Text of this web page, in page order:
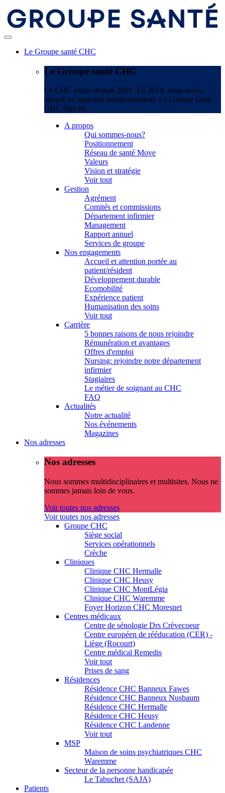
Le Groupe santé CHC
Le Groupe santé CHC
Le CHC existe depuis 2001. En 2019, nous avons
adopté un nouveau positionnement. Le Groupe santé
CHC était né.
A propos
Qui sommes-nous?
Positionnement
Réseau de santé Move
Valeurs
Vision et stratégie
Voir tout
Gestion
Agrément
Comités et commissions
Département infirmier
Management
Rapport annuel
Services de groupe
Nos engagements
Accueil et attention portée au
patient/résident
Développement durable
Ecomobilité
Expérience patient
Humanisation des soins
Voir tout
Carrière
5 bonnes raisons de nous rejoindre
Rémunération et avantages
Offres d'emploi
Nursing: rejoindre notre département
infirmier
Stagiaires
Le métier de soignant au CHC
FAQ
Actualités
Notre actualité
Nos événements
Magazines
Nos adresses
Nos adresses
Nous sommes multidisciplinaires et multisites. Nous ne
sommes jamais loin de vous.
Voir toutes nos adresses
Voir toutes nos adresses
Groupe CHC
Siège social
Services opérationnels
Crèche
Cliniques
Clinique CHC Hermalle
Clinique CHC Heusy
Clinique CHC MontLégia
Clinique CHC Waremme
Foyer Horizon CHC Moresnet
Centres médicaux
Centre de sénologie Drs Crèvecoeur
Centre européen de rééducation (CER) -
Liège (Rocourt)
Centre médical Remedis
Voir tout
Prises de sang
Résidences
Résidence CHC Banneux Fawes
Résidence CHC Banneux Nusbaum
Résidence CHC Hermalle
Résidence CHC Heusy
Résidence CHC Landenne
Voir tout
MSP
Maison de soins psychiatriques CHC
Waremme
Secteur de la personne handicapée
Le Tabuchet (SAJA)
Patients